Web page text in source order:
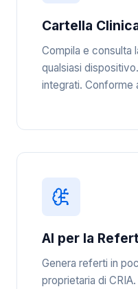
Cartella
Compila e consulta
qualsiasi
integrati. Conforme
AI per la
Genera referti in
proprietaria di